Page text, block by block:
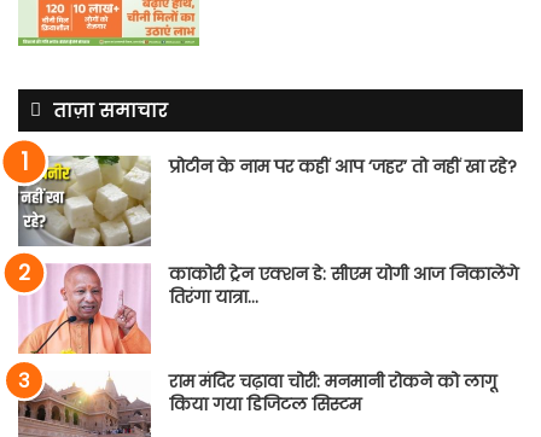
ताज़ा समाचार
प्रोटीन के नाम पर कहीं आप ‘जहर’ तो नहीं खा रहे?
काकोरी ट्रेन एक्शन डे: सीएम योगी आज निकालेंगे
तिरंगा यात्रा…
राम मंदिर चढ़ावा चोरी: मनमानी रोकने को लागू
किया गया डिजिटल सिस्टम